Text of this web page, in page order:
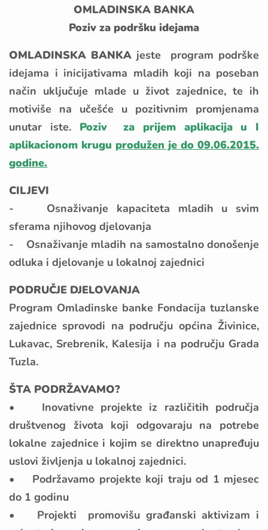
OMLADINSKA BANKA
Poziv za podršku idejama
OMLADINSKA BANKA jeste program podrške
idejama i inicijativama mladih koji na poseban
način uključuje mlade u život zajednice, te ih
motiviše na učešće u pozitivnim promjenama
unutar iste. Poziv za prijem aplikacija u I
aplikacionom krugu produžen je do 09.06.2015.
godine.
CILJEVI
- Osnaživanje kapaciteta mladih u svim
sferama njihovog djelovanja
- Osnaživanje mladih na samostalno donošenje
odluka i djelovanje u lokalnoj zajednici
PODRUČJE DJELOVANJA
Program Omladinske banke Fondacija tuzlanske
zajednice sprovodi na području općina Živinice,
Lukavac, Srebrenik, Kalesija i na području Grada
Tuzla.
ŠTA PODRŽAVAMO?
• Inovativne projekte iz različitih područja
društvenog života koji odgovaraju na potrebe
lokalne zajednice i kojim se direktno unapređuju
uslovi življenja u lokalnoj zajednici.
• Podržavamo projekte koji traju od 1 mjesec
do 1 godinu
• Projekti promovišu građanski aktivizam i